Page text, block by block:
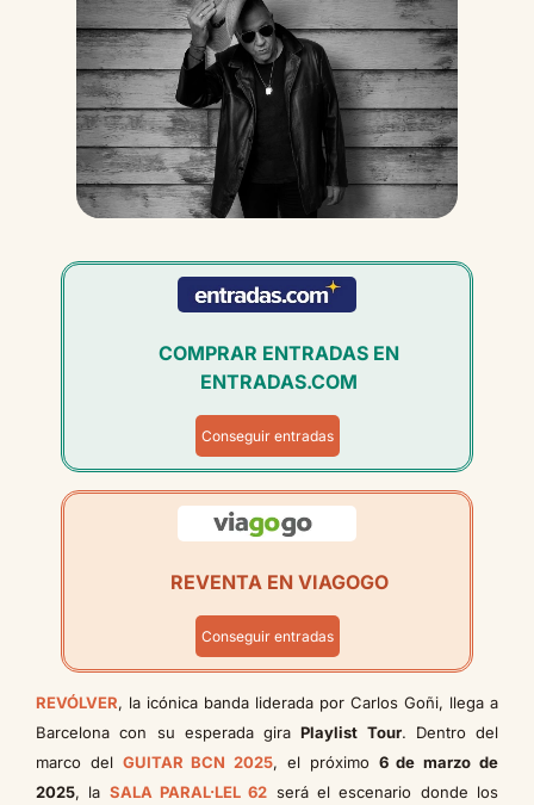
COMPRAR ENTRADAS EN
ENTRADAS.COM
Conseguir entradas
REVENTA EN VIAGOGO
Conseguir entradas
REVÓLVER, la icónica banda liderada por Carlos Goñi, llega a
Barcelona con su esperada giraPlaylist Tour. Dentro del
marco del GUITAR BCN 2025, el próximo 6 de marzo de
2025, la SALA PARAL·LEL 62 será el escenario donde los